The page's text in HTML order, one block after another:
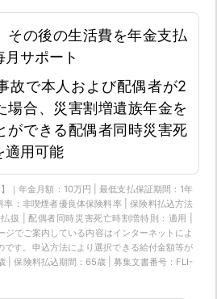
その後の生活費を年金支払
サポート
故で本人および配偶者が2
場合、災害割増遺族年金を
ができる配偶者同時災害死
適用可能
｜年金月額：10万円 | 最低支払保証期間：1年
率：非喫煙者優良体保険料率 | 保険料払込方法
扱 | 配偶者同時災害死亡時割増特則：適用 |
でご案内している内容はインターネットによ
です。申込方法により選択できる給付金額等が
| 保険料払込期間：65歳 | 募集文書番号：FLI-